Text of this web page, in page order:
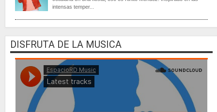
intensas temper...
DISFRUTA DE LA MUSICA